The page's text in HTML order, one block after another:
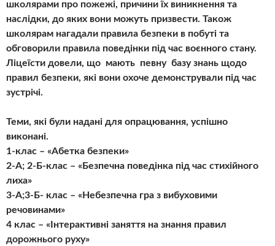
школярами про пожежі, причини їх виникнення та
наслідки, до яких вони можуть призвести. Також
школярам нагадали правила безпеки в побуті та
обговорили правила поведінки під час воєнного стану.
Ліцеїсти довели, що мають певну базу знань щодо
правил безпеки, які вони охоче демонстрували під час
зустрічі.
Теми, які були надані для опрацювання, успішно
виконані.
1-клас – «Абетка безпеки»
2-А; 2-Б-клас – «Безпечна поведінка під час стихійного
лиха»
3-А;3-Б- клас – «Небезпечна гра з вибуховими
речовинами»
4 клас – «Інтерактивні заняття на знання правил
дорожнього руху»